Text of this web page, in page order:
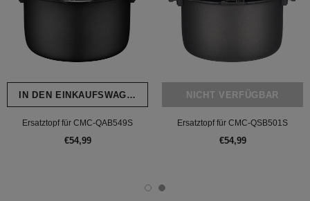
IN DEN EINKAUFSWAGEN LEGEN
Ersatztopf für CMC-QAB549S
€54,99
NICHT VERFÜGBAR
Ersatztopf für CMC-QSB501S
€54,99